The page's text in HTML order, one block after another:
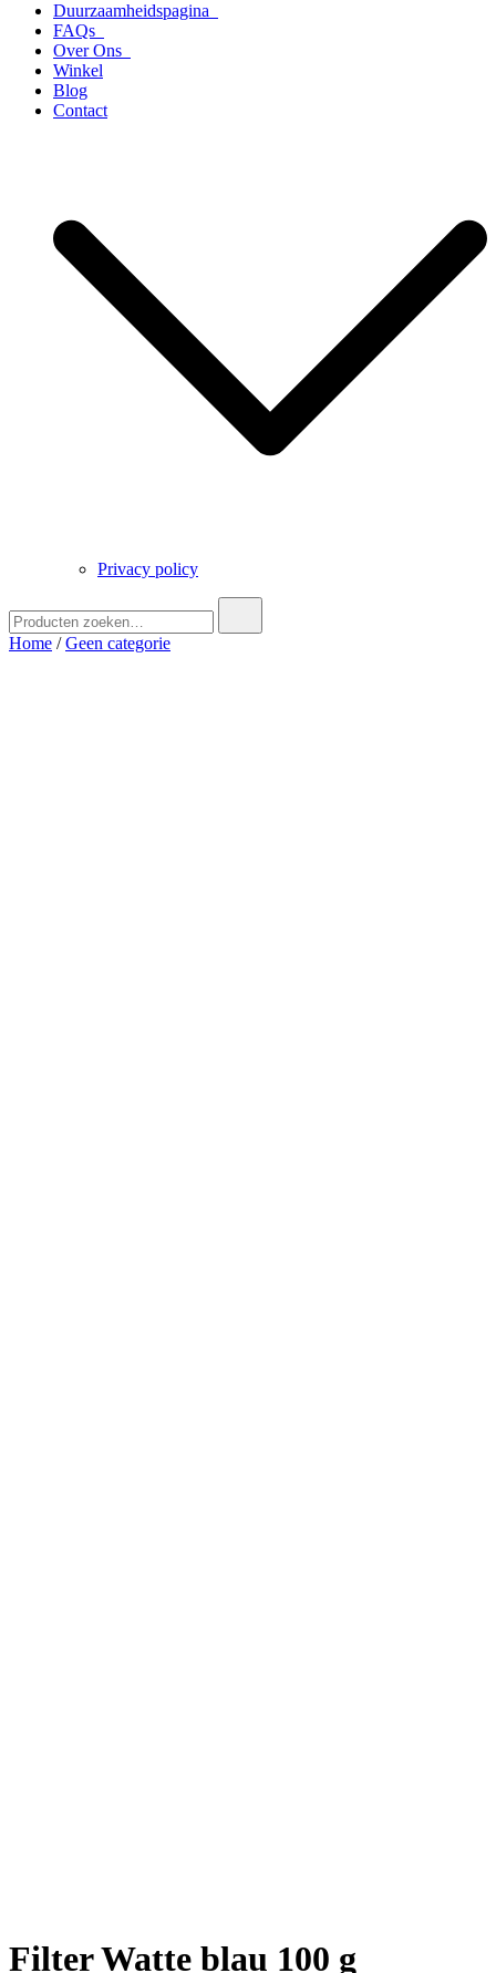
Duurzaamheidspagina
FAQs
Over Ons
Winkel
Blog
Contact
Privacy policy
naar:
Home /Geen categorie
Filter Watte blau 100 g